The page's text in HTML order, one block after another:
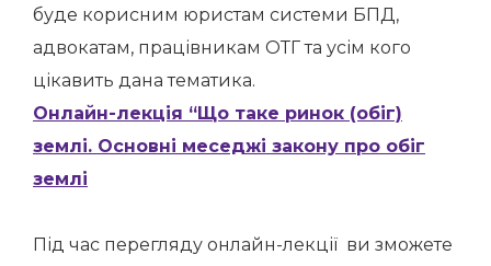
буде корисним юристам системи БПД,
адвокатам, працівникам ОТГ та усім кого
цікавить дана тематика.
Онлайн-лекція “Що таке ринок (обіг)
землі. Основні меседжі закону про обіг
землі
Під час перегляду онлайн-лекції ви зможете